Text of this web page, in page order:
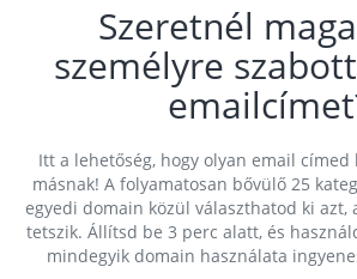
Szeretnél
személyre
Itt a lehetőség, hogy olyan email címed
másnak! A folyamatosan bővülő 25
egyedi domain közül választhatod ki azt,
tetszik. Állítsd be 3 perc alatt, és
mindegyik domain használata